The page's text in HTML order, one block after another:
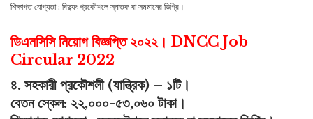
শিক্ষাগত যোগ্যতা : বিদ্যুৎ প্রকৌশলে স্নাতক বা সমমানের ডিগ্রি।
ডিএনসিসি নিয়োগ বিজ্ঞপ্তি ২০২২। DNCC Job
Circular 2022
৪. সহকারী প্রকৌশলী (যান্ত্রিক) – ১টি।
বেতন স্কেল: ২২,০০০-৫৩,০৬০ টাকা।